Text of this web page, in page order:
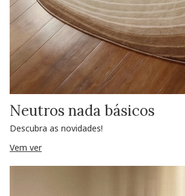
Neutros nada básicos
Descubra as novidades!
Vem ver